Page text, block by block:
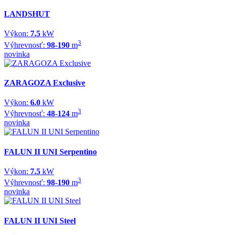
LANDSHUT
Výkon: 7.5 kW
Výhrevnosť: 98-190 m3
novinka
ZARAGOZA Exclusive
Výkon: 6.0 kW
Výhrevnosť: 48-124 m3
novinka
FALUN II UNI Serpentino
Výkon: 7.5 kW
Výhrevnosť: 98-190 m3
novinka
FALUN II UNI Steel